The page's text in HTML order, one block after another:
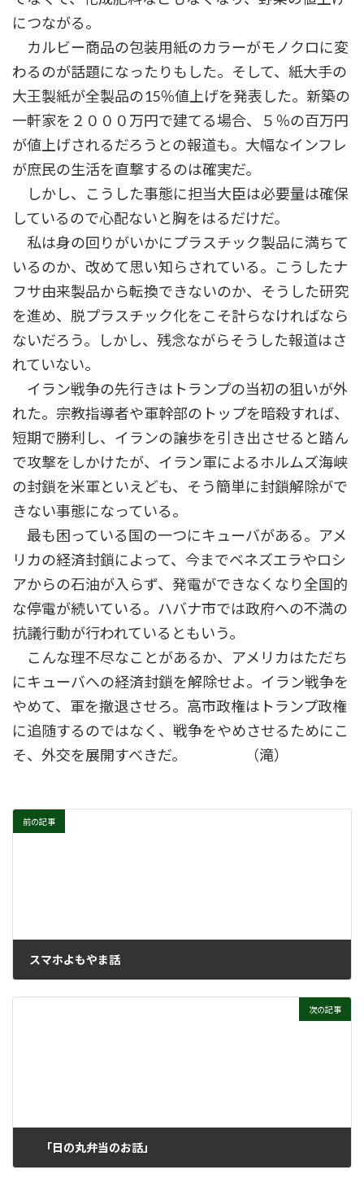
につながる。
カルビー商品の包装用紙のカラーがモノクロに変
わるのが話題になったりもした。そして、紙大手の
大王製紙が全製品の15％値上げを発表した。新築の
一軒家を２０００万円で建てる場合、５％の百万円
が値上げされるだろうとの報道も。大幅なインフレ
が庶民の生活を直撃するのは確実だ。
しかし、こうした事態に担当大臣は必要量は確保
しているので心配ないと胸をはるだけだ。
私は身の回りがいかにプラスチック製品に満ちて
いるのか、改めて思い知らされている。こうしたナ
フサ由来製品から転換できないのか、そうした研究
を進め、脱プラスチック化をこそ計らなければなら
ないだろう。しかし、残念ながらそうした報道はさ
れていない。
イラン戦争の先行きはトランプの当初の狙いが外
れた。宗教指導者や軍幹部のトップを暗殺すれば、
短期で勝利し、イランの譲歩を引き出させると踏ん
で攻撃をしかけたが、イラン軍によるホルムズ海峡
の封鎖を米軍といえども、そう簡単に封鎖解除がで
きない事態になっている。
最も困っている国の一つにキューバがある。アメ
リカの経済封鎖によって、今までベネズエラやロシ
アからの石油が入らず、発電ができなくなり全国的
な停電が続いている。ハバナ市では政府への不満の
抗議行動が行われているともいう。
こんな理不尽なことがあるか、アメリカはただち
にキューバへの経済封鎖を解除せよ。イラン戦争を
やめて、軍を撤退させろ。高市政権はトランプ政権
に追随するのではなく、戦争をやめさせるためにこ
そ、外交を展開すべきだ。 （滝）
前の記事
スマホよもやま話
次の記事
「日の丸弁当のお話」